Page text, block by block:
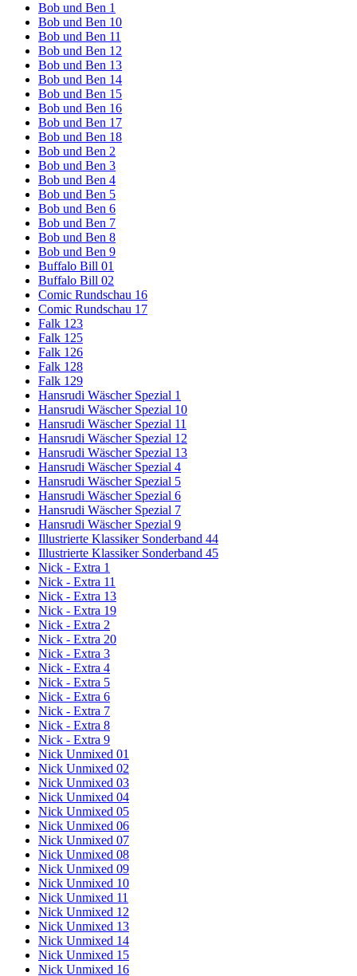
Bob und Ben 1
Bob und Ben 10
Bob und Ben 11
Bob und Ben 12
Bob und Ben 13
Bob und Ben 14
Bob und Ben 15
Bob und Ben 16
Bob und Ben 17
Bob und Ben 18
Bob und Ben 2
Bob und Ben 3
Bob und Ben 4
Bob und Ben 5
Bob und Ben 6
Bob und Ben 7
Bob und Ben 8
Bob und Ben 9
Buffalo Bill 01
Buffalo Bill 02
Comic Rundschau 16
Comic Rundschau 17
Falk 123
Falk 125
Falk 126
Falk 128
Falk 129
Hansrudi Wäscher Spezial 1
Hansrudi Wäscher Spezial 10
Hansrudi Wäscher Spezial 11
Hansrudi Wäscher Spezial 12
Hansrudi Wäscher Spezial 13
Hansrudi Wäscher Spezial 4
Hansrudi Wäscher Spezial 5
Hansrudi Wäscher Spezial 6
Hansrudi Wäscher Spezial 7
Hansrudi Wäscher Spezial 9
Illustrierte Klassiker Sonderband 44
Illustrierte Klassiker Sonderband 45
Nick - Extra 1
Nick - Extra 11
Nick - Extra 13
Nick - Extra 19
Nick - Extra 2
Nick - Extra 20
Nick - Extra 3
Nick - Extra 4
Nick - Extra 5
Nick - Extra 6
Nick - Extra 7
Nick - Extra 8
Nick - Extra 9
Nick Unmixed 01
Nick Unmixed 02
Nick Unmixed 03
Nick Unmixed 04
Nick Unmixed 05
Nick Unmixed 06
Nick Unmixed 07
Nick Unmixed 08
Nick Unmixed 09
Nick Unmixed 10
Nick Unmixed 11
Nick Unmixed 12
Nick Unmixed 13
Nick Unmixed 14
Nick Unmixed 15
Nick Unmixed 16